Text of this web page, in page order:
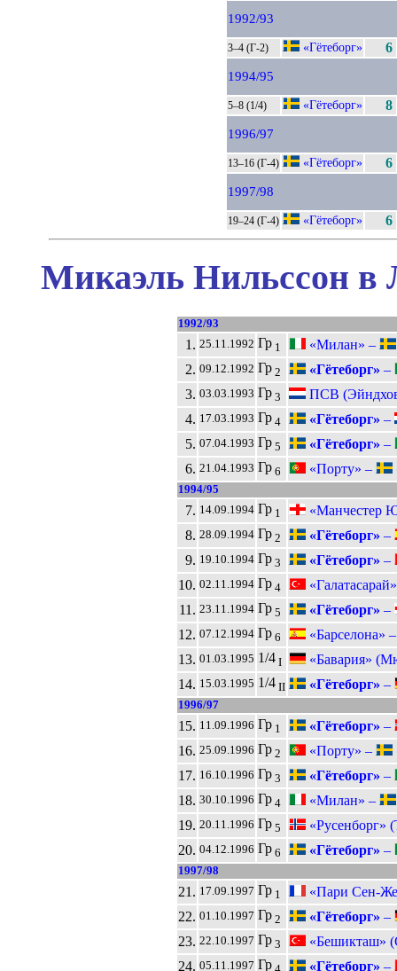
1992/93
3–4 (Г-2) «Гётеборг» 6
1994/95
5–8 (1/4) «Гётеборг» 8
1996/97
13–16 (Г-4) «Гётеборг» 6
1997/98
19–24 (Г-4) «Гётеборг» 6
Микаэль Нильссон в
1992/93
1. 25.11.1992 Гр1 «Милан» –
2. 09.12.1992 Гр2 «Гётеборг» –
3. 03.03.1993 Гр3
ПСВ
4. 17.03.1993 Гр4 «Гётеборг» –
5. 07.04.1993 Гр5 «Гётеборг» –
6. 21.04.1993 Гр6 «Порту» –
1994/95
7. 14.09.1994 Гр1
«Манчестер
8. 28.09.1994 Гр2 «Гётеборг» –
9. 19.10.1994 Гр3 «Гётеборг» –
10. 02.11.1994 Гр4
11. 23.11.1994 Гр5 «Гётеборг» –
12. 07.12.1994 Гр6
«Барселона»
13. 01.03.1995 1/4I
«Бавария»
14. 15.03.1995 1/4II «Гётеборг» –
1996/97
15. 11.09.1996 Гр1 «Гётеборг» –
16. 25.09.1996 Гр2 «Порту» –
17. 16.10.1996 Гр3 «Гётеборг» –
18. 30.10.1996 Гр4 «Милан» –
19. 20.11.1996 Гр5
«Русенборг»
20. 04.12.1996 Гр6 «Гётеборг» –
1997/98
21. 17.09.1997 Гр1
«Пари Сен-
22. 01.10.1997 Гр2 «Гётеборг» –
23. 22.10.1997 Гр3
«Бешикташ»
24. 05.11.1997 Гр «Гётеборг» –